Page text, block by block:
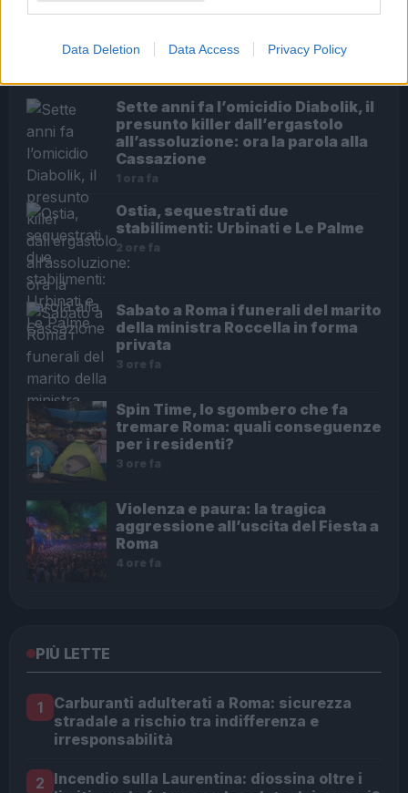
Data Deletion Data Access Privacy Policy
ULTIME NOTIZIE
Sette anni fa l’omicidio Diabolik, il
presunto killer dall’ergastolo
all’assoluzione: ora la parola alla
Cassazione
1 ora fa
Ostia, sequestrati due
stabilimenti: Urbinati e Le Palme
2 ore fa
Sabato a Roma i funerali del marito
della ministra Roccella in forma
privata
3 ore fa
Spin Time, lo sgombero che fa
tremare Roma: quali conseguenze
per i residenti?
3 ore fa
Violenza e paura: la tragica
aggressione all’uscita del Fiesta a
Roma
4 ore fa
PIÙ LETTE
1
Carburanti adulterati a Roma: sicurezza
stradale a rischio tra indifferenza e
irresponsabilità
2 Incendio sulla Laurentina: diossina oltre i